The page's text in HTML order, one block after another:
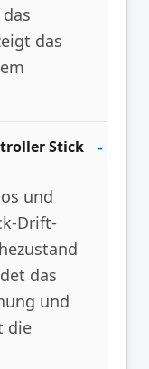
das
Stick
und
Drift-
das
und
die